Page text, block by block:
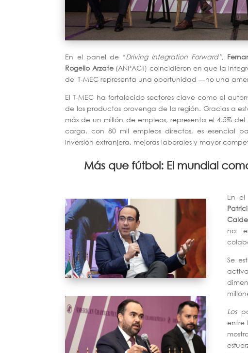
En el panel de “Driving Integration Forward”,
Rogelio Arzate (ANPACT) coincidieron en que la
del T-MEC representa una oportunidad —no una
El T-MEC ha fortalecido sectores clave como el
de los productos provenga de la región. Gracias a
más de un millón de empleos, representa el 4.5%
carga, con 80 mil empleos directos, es esencial
inversión extranjera, mejoras laborales y mayor
Más que fútbol: El mundial
En
no
Se
Los
entre